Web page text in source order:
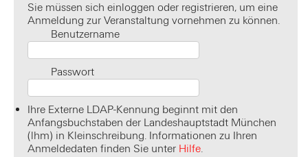
Sie müssen sich einloggen oder registrieren, um eine
Anmeldung zur Veranstaltung vornehmen zu können.
Benutzername
Passwort
Ihre Externe LDAP-Kennung beginnt mit den
Anfangsbuchstaben der Landeshauptstadt München
(lhm) in Kleinschreibung. Informationen zu Ihren
Anmeldedaten finden Sie unter Hilfe.